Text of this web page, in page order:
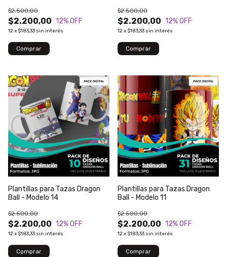
$2.200,00
$2.500,00
12% OFF
12x $183,33 sin interés
$2.200,00
$2.500,00
12% OFF
12x $183,33 sin interés
Plantillas para Tazas Dragon
Ball - Modelo 14
$2.200,00
$2.500,00
12% OFF
12x $183,33 sin interés
Plantillas para Tazas Dragon
Ball - Modelo 11
$2.200,00
$2.500,00
12% OFF
12x $183,33 sin interés